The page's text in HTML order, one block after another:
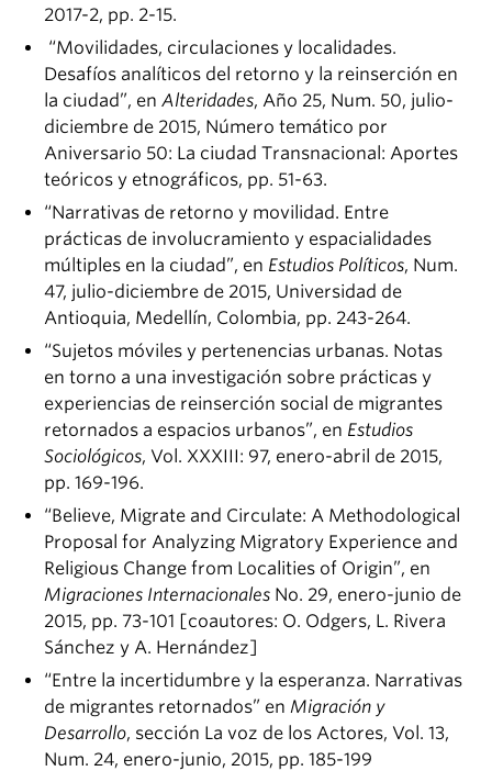
2017-2, pp. 2-15.
“Movilidades, circulaciones y localidades.
Desafíos analíticos del retorno y la reinserción en
la ciudad”, en Alteridades, Año 25, Num. 50, julio-
diciembre de 2015, Número temático por
Aniversario 50: La ciudad Transnacional: Aportes
teóricos y etnográficos, pp. 51-63.
“Narrativas de retorno y movilidad. Entre
prácticas de involucramiento y espacialidades
múltiples en la ciudad”, en Estudios Políticos, Num.
47, julio-diciembre de 2015, Universidad de
Antioquia, Medellín, Colombia, pp. 243-264.
“Sujetos móviles y pertenencias urbanas. Notas
en torno a una investigación sobre prácticas y
experiencias de reinserción social de migrantes
retornados a espacios urbanos”, en Estudios
Sociológicos, Vol. XXXIII: 97, enero-abril de 2015,
pp. 169-196.
“Believe, Migrate and Circulate: A Methodological
Proposal for Analyzing Migratory Experience and
Religious Change from Localities of Origin”, en
Migraciones Internacionales No. 29, enero-junio de
2015, pp. 73-101 [coautores: O. Odgers, L. Rivera
Sánchez y A. Hernández]
“Entre la incertidumbre y la esperanza. Narrativas
de migrantes retornados” en Migración y
Desarrollo, sección La voz de los Actores, Vol. 13,
Num. 24, enero-junio, 2015, pp. 185-199